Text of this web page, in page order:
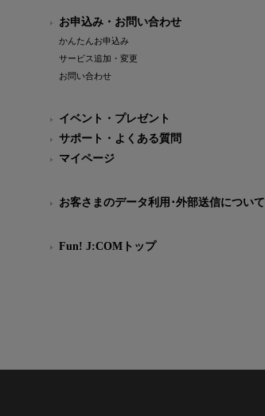
お申込み・お問い合わせ
かんたんお申込み
サービス追加・変更
お問い合わせ
イベント・プレゼント
サポート・よくある質問
マイページ
お客さまのデータ利用･外部送信について
Fun! J:COMトップ